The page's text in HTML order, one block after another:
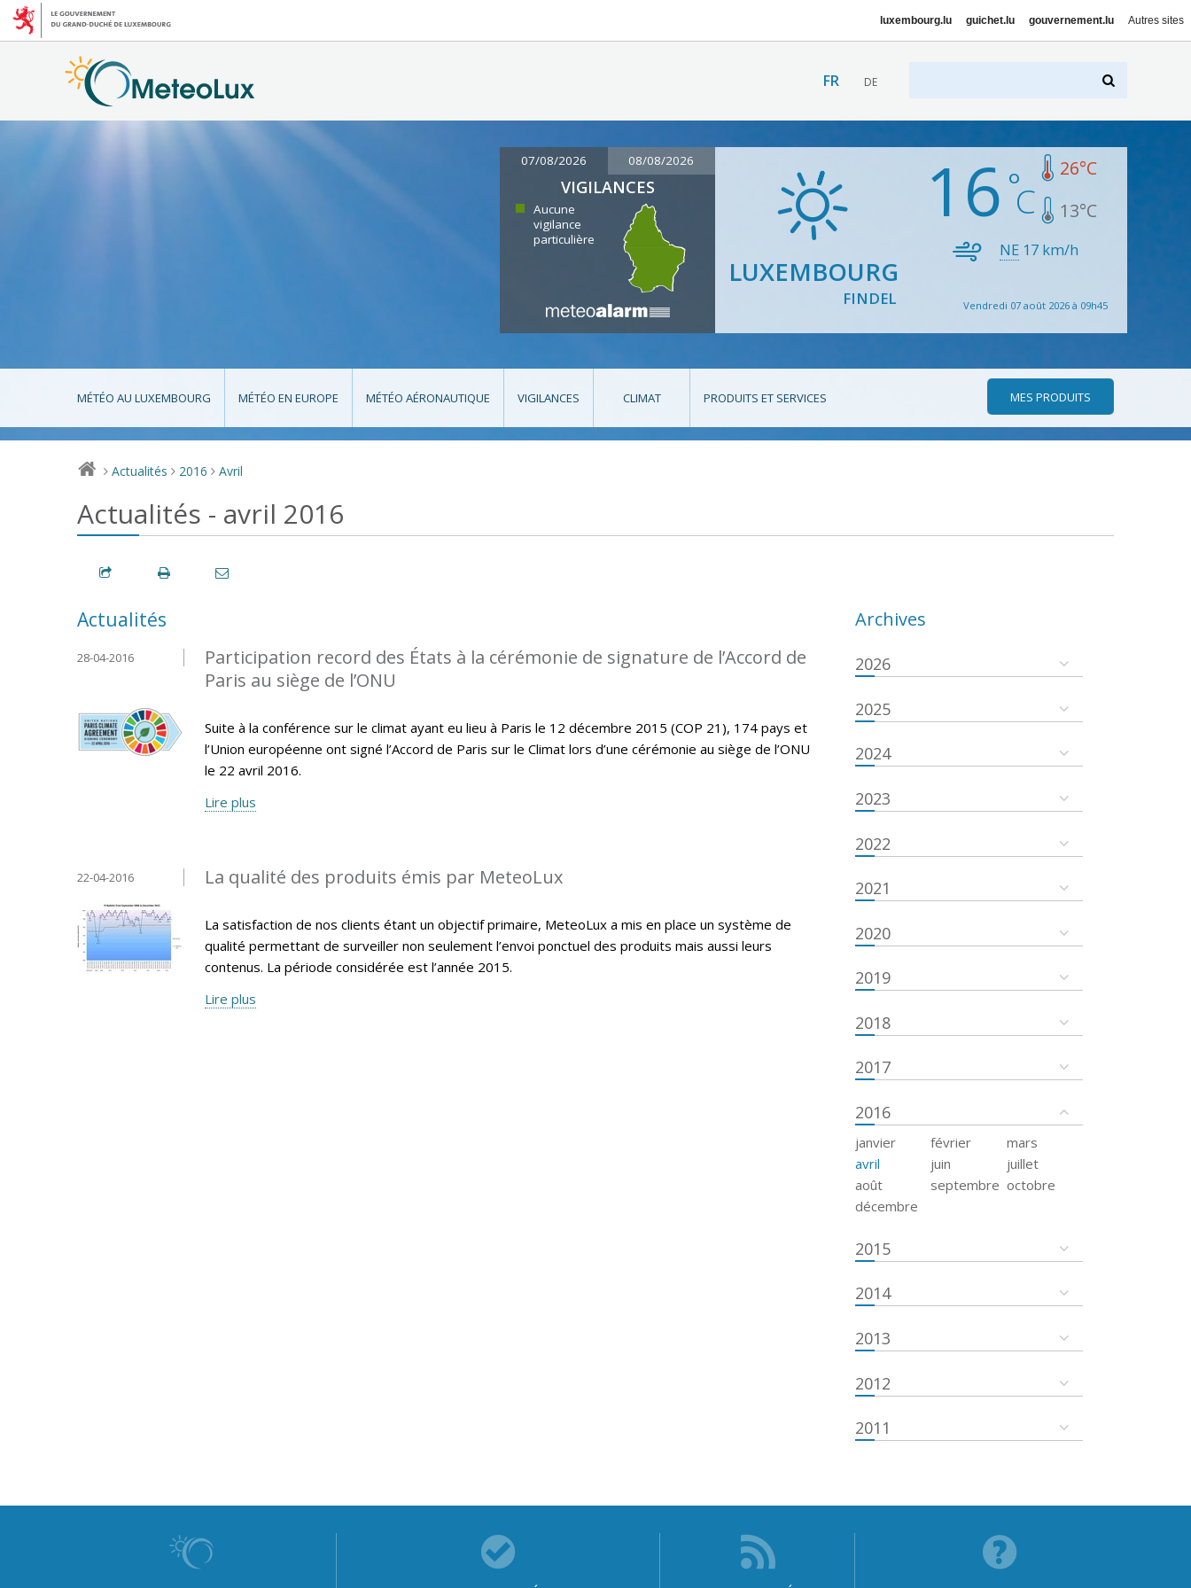
luxembourg.lu guichet.lu gouvernement.lu Autres sites
FR DE
07/08/2026 08/08/2026
VIGILANCES
Aucune
vigilance
particulière
LUXEMBOURG
FINDEL
16 26°C
13°C
NE 17 km/h
Vendredi 07 août 2026 à 09h45
MÉTÉO AU LUXEMBOURG MÉTÉO EN EUROPE MÉTÉO AÉRONAUTIQUE VIGILANCES CLIMAT PRODUITS ET SERVICES MES PRODUITS
> Actualités > 2016 > Avril
Actualités - avril 2016
Actualités
Participation record des États à la cérémonie de signature de l’Accord de
Paris au siège de l’ONU
28-04-2016
Suite à la conférence sur le climat ayant eu lieu à Paris le 12 décembre 2015 (COP 21), 174 pays et
l’Union européenne ont signé l’Accord de Paris sur le Climat lors d’une cérémonie au siège de l’ONU
le 22 avril 2016.
Lire plus
La qualité des produits émis par MeteoLux
22-04-2016
La satisfaction de nos clients étant un objectif primaire, MeteoLux a mis en place un système de
qualité permettant de surveiller non seulement l’envoi ponctuel des produits mais aussi leurs
contenus. La période considérée est l’année 2015.
Lire plus
Archives
2026
2025
2024
2023
2022
2021
2020
2019
2018
2017
2016
janvier février
mars
avril
juin
juillet
août
septembre octobre
décembre
2015
2014
2013
2012
2011